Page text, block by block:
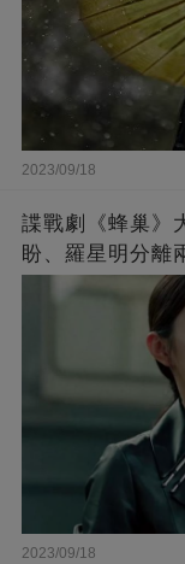
2023/09/18
諜戰劇《蜂巢》
盼、羅星明分離
2023/09/18